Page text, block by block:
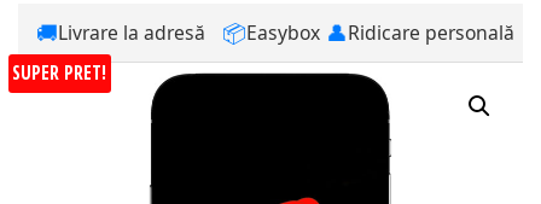
🚚Livrare la adresă 📦Easybox 👤Ridicare personală
SUPER PRET!